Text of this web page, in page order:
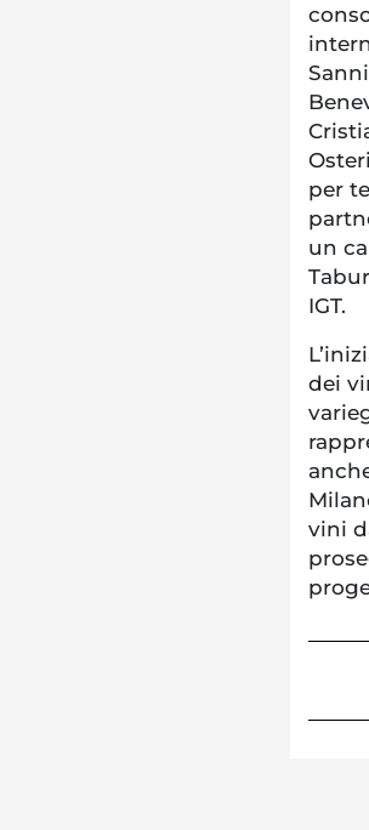
per
un
IGT.
dei
vini